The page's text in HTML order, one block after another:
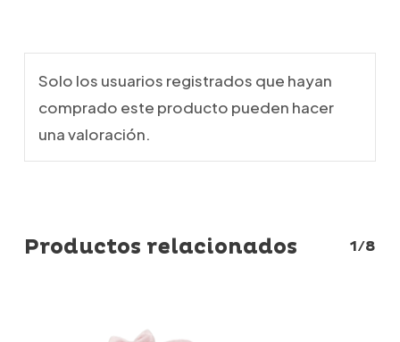
Solo los usuarios registrados que hayan
comprado este producto pueden hacer
una valoración.
Productos relacionados 1/8